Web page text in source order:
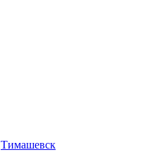
Тимашевск